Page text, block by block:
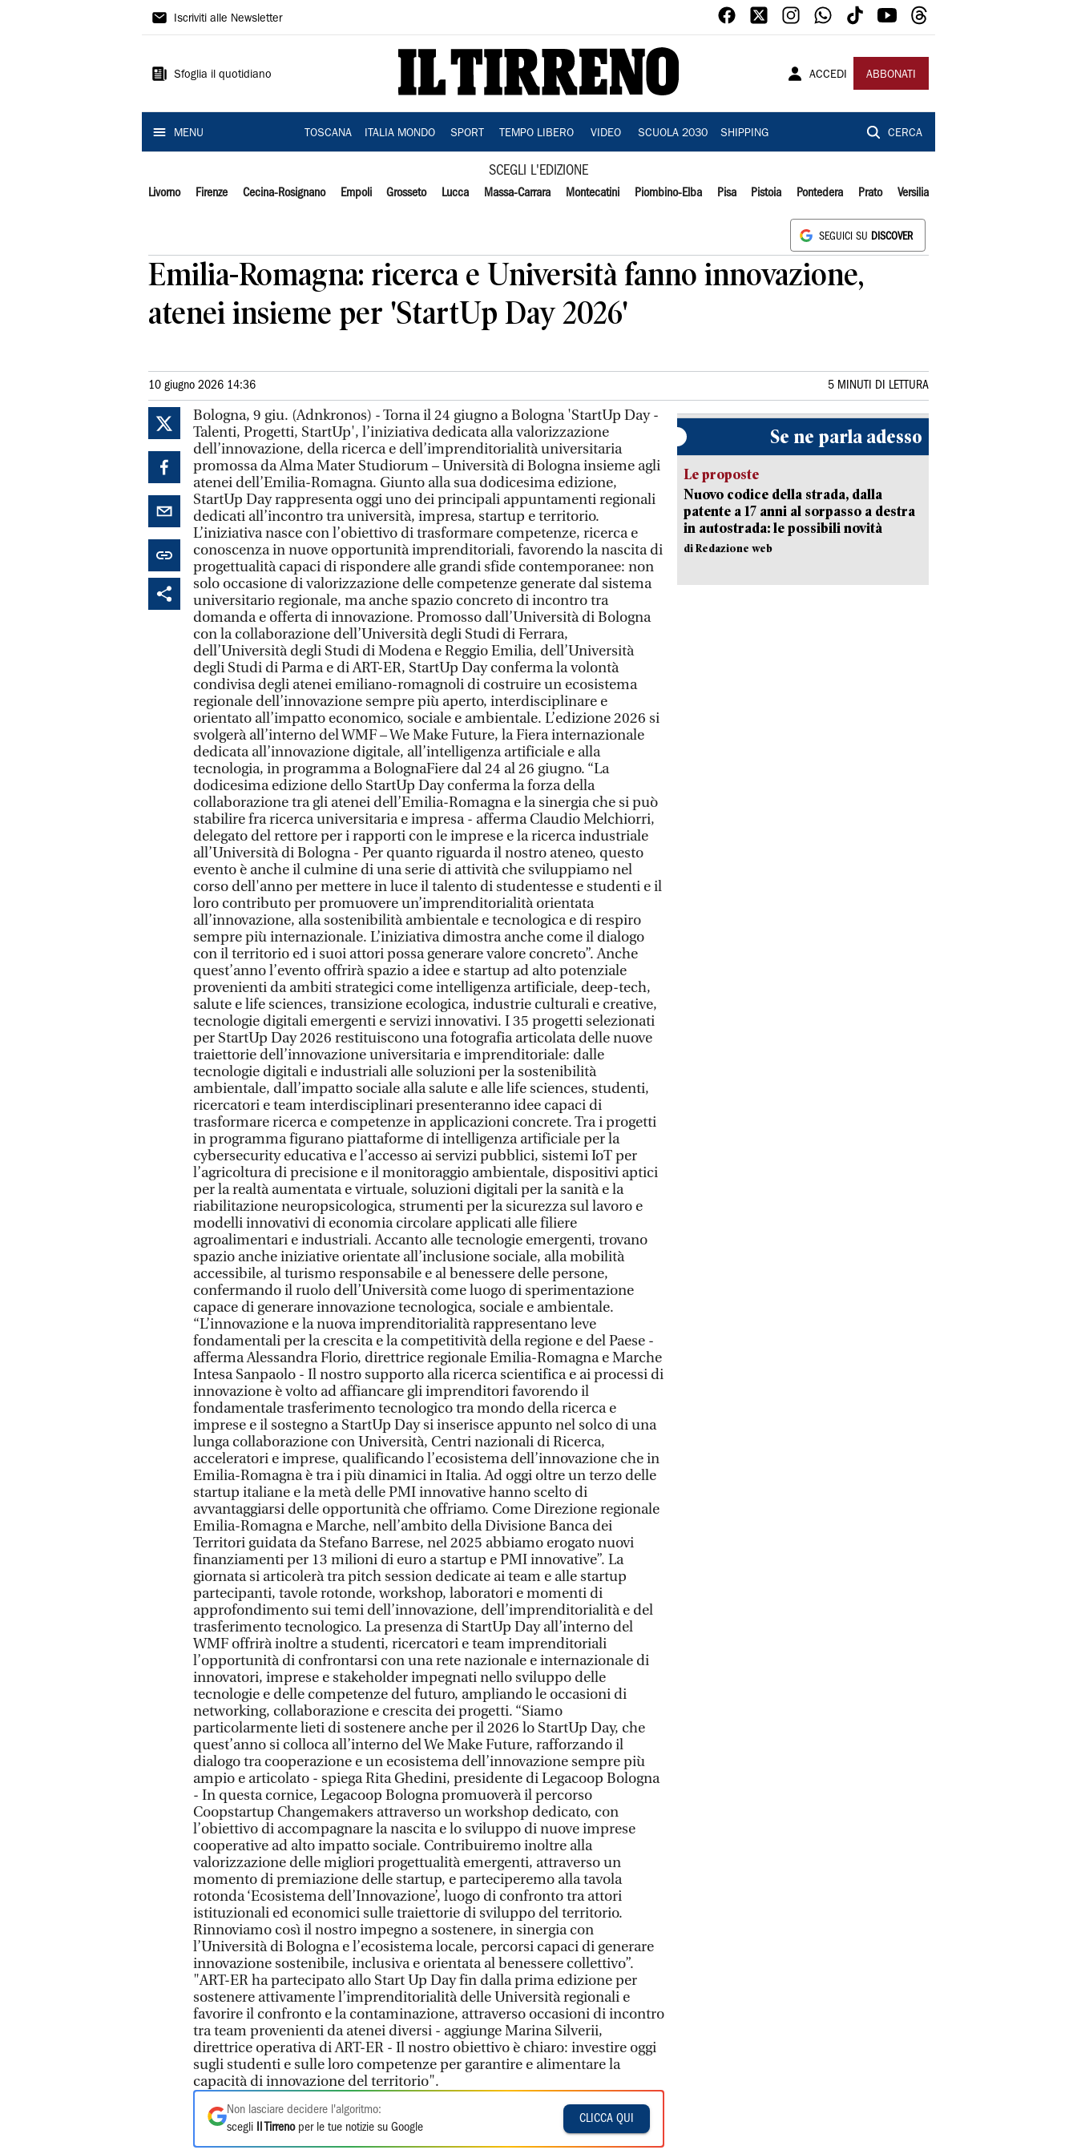
Il
Iscriviti alle Newsletter
Sfoglia il quotidiano ACCEDI ABBONATI
MENU TOSCANA ITALIA MONDO SPORT TEMPO LIBERO VIDEO SCUOLA 2030 SHIPPING CERCA
SCEGLI L'EDIZIONE
Livorno Firenze Cecina-Rosignano Empoli Grosseto Lucca Massa-Carrara Montecatini Piombino-Elba Pisa Pistoia Pontedera Prato Versilia
SEGUICI SU DISCOVER
Emilia-Romagna: ricerca e Università fanno innovazione,
atenei insieme per 'StartUp Day 2026'
10 giugno 2026 14:36 5 MINUTI DI LETTURA
Bologna, 9 giu. (Adnkronos) - Torna il 24 giugno a Bologna 'StartUp Day -
Talenti, Progetti, StartUp', l’iniziativa dedicata alla valorizzazione
dell’innovazione, della ricerca e dell’imprenditorialità universitaria
promossa da Alma Mater Studiorum – Università di Bologna insieme agli
atenei dell’Emilia-Romagna. Giunto alla sua dodicesima edizione,
StartUp Day rappresenta oggi uno dei principali appuntamenti regionali
dedicati all’incontro tra università, impresa, startup e territorio.
L’iniziativa nasce con l’obiettivo di trasformare competenze, ricerca e
conoscenza in nuove opportunità imprenditoriali, favorendo la nascita di
progettualità capaci di rispondere alle grandi sfide contemporanee: non
solo occasione di valorizzazione delle competenze generate dal sistema
universitario regionale, ma anche spazio concreto di incontro tra
domanda e offerta di innovazione. Promosso dall’Università di Bologna
con la collaborazione dell’Università degli Studi di Ferrara,
dell’Università degli Studi di Modena e Reggio Emilia, dell’Università
degli Studi di Parma e di ART-ER, StartUp Day conferma la volontà
condivisa degli atenei emiliano-romagnoli di costruire un ecosistema
regionale dell’innovazione sempre più aperto, interdisciplinare e
orientato all’impatto economico, sociale e ambientale. L’edizione 2026 si
svolgerà all’interno del WMF – We Make Future, la Fiera internazionale
dedicata all’innovazione digitale, all’intelligenza artificiale e alla
tecnologia, in programma a BolognaFiere dal 24 al 26 giugno. “La
dodicesima edizione dello StartUp Day conferma la forza della
collaborazione tra gli atenei dell’Emilia-Romagna e la sinergia che si può
stabilire fra ricerca universitaria e impresa - afferma Claudio Melchiorri,
delegato del rettore per i rapporti con le imprese e la ricerca industriale
all’Università di Bologna - Per quanto riguarda il nostro ateneo, questo
evento è anche il culmine di una serie di attività che sviluppiamo nel
corso dell'anno per mettere in luce il talento di studentesse e studenti e il
loro contributo per promuovere un’imprenditorialità orientata
all’innovazione, alla sostenibilità ambientale e tecnologica e di respiro
sempre più internazionale. L’iniziativa dimostra anche come il dialogo
con il territorio ed i suoi attori possa generare valore concreto”. Anche
quest’anno l’evento offrirà spazio a idee e startup ad alto potenziale
provenienti da ambiti strategici come intelligenza artificiale, deep-tech,
salute e life sciences, transizione ecologica, industrie culturali e creative,
tecnologie digitali emergenti e servizi innovativi. I 35 progetti selezionati
per StartUp Day 2026 restituiscono una fotografia articolata delle nuove
traiettorie dell’innovazione universitaria e imprenditoriale: dalle
tecnologie digitali e industriali alle soluzioni per la sostenibilità
ambientale, dall’impatto sociale alla salute e alle life sciences, studenti,
ricercatori e team interdisciplinari presenteranno idee capaci di
trasformare ricerca e competenze in applicazioni concrete. Tra i progetti
in programma figurano piattaforme di intelligenza artificiale per la
cybersecurity educativa e l’accesso ai servizi pubblici, sistemi IoT per
l’agricoltura di precisione e il monitoraggio ambientale, dispositivi aptici
per la realtà aumentata e virtuale, soluzioni digitali per la sanità e la
riabilitazione neuropsicologica, strumenti per la sicurezza sul lavoro e
modelli innovativi di economia circolare applicati alle filiere
agroalimentari e industriali. Accanto alle tecnologie emergenti, trovano
spazio anche iniziative orientate all’inclusione sociale, alla mobilità
accessibile, al turismo responsabile e al benessere delle persone,
confermando il ruolo dell’Università come luogo di sperimentazione
capace di generare innovazione tecnologica, sociale e ambientale.
“L’innovazione e la nuova imprenditorialità rappresentano leve
fondamentali per la crescita e la competitività della regione e del Paese -
afferma Alessandra Florio, direttrice regionale Emilia-Romagna e Marche
Intesa Sanpaolo - Il nostro supporto alla ricerca scientifica e ai processi di
innovazione è volto ad affiancare gli imprenditori favorendo il
fondamentale trasferimento tecnologico tra mondo della ricerca e
imprese e il sostegno a StartUp Day si inserisce appunto nel solco di una
lunga collaborazione con Università, Centri nazionali di Ricerca,
acceleratori e imprese, qualificando l’ecosistema dell’innovazione che in
Emilia-Romagna è tra i più dinamici in Italia. Ad oggi oltre un terzo delle
startup italiane e la metà delle PMI innovative hanno scelto di
avvantaggiarsi delle opportunità che offriamo. Come Direzione regionale
Emilia-Romagna e Marche, nell’ambito della Divisione Banca dei
Territori guidata da Stefano Barrese, nel 2025 abbiamo erogato nuovi
finanziamenti per 13 milioni di euro a startup e PMI innovative”. La
giornata si articolerà tra pitch session dedicate ai team e alle startup
partecipanti, tavole rotonde, workshop, laboratori e momenti di
approfondimento sui temi dell’innovazione, dell’imprenditorialità e del
trasferimento tecnologico. La presenza di StartUp Day all’interno del
WMF offrirà inoltre a studenti, ricercatori e team imprenditoriali
l’opportunità di confrontarsi con una rete nazionale e internazionale di
innovatori, imprese e stakeholder impegnati nello sviluppo delle
tecnologie e delle competenze del futuro, ampliando le occasioni di
networking, collaborazione e crescita dei progetti. “Siamo
particolarmente lieti di sostenere anche per il 2026 lo StartUp Day, che
quest’anno si colloca all’interno del We Make Future, rafforzando il
dialogo tra cooperazione e un ecosistema dell’innovazione sempre più
ampio e articolato - spiega Rita Ghedini, presidente di Legacoop Bologna
- In questa cornice, Legacoop Bologna promuoverà il percorso
Coopstartup Changemakers attraverso un workshop dedicato, con
l’obiettivo di accompagnare la nascita e lo sviluppo di nuove imprese
cooperative ad alto impatto sociale. Contribuiremo inoltre alla
valorizzazione delle migliori progettualità emergenti, attraverso un
momento di premiazione delle startup, e parteciperemo alla tavola
rotonda ‘Ecosistema dell’Innovazione’, luogo di confronto tra attori
istituzionali ed economici sulle traiettorie di sviluppo del territorio.
Rinnoviamo così il nostro impegno a sostenere, in sinergia con
l’Università di Bologna e l’ecosistema locale, percorsi capaci di generare
innovazione sostenibile, inclusiva e orientata al benessere collettivo”.
"ART-ER ha partecipato allo Start Up Day fin dalla prima edizione per
sostenere attivamente l’imprenditorialità delle Università regionali e
favorire il confronto e la contaminazione, attraverso occasioni di incontro
tra team provenienti da atenei diversi - aggiunge Marina Silverii,
direttrice operativa di ART-ER - Il nostro obiettivo è chiaro: investire oggi
sugli studenti e sulle loro competenze per garantire e alimentare la
capacità di innovazione del territorio".
Non lasciare decidere l'algoritmo:
scegli
Il Tirrenoper le tue notizie su Google
CLICCA QUI
Se ne parla adesso
Le proposte
Nuovo codice della strada, dalla
patente a 17 anni al sorpasso a destra
in autostrada: le possibili novità
di Redazione web